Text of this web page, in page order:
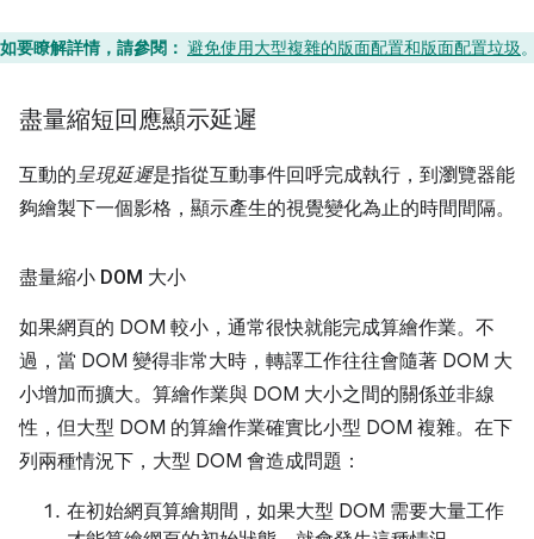
如要瞭解詳情，請參閱： 避免使用大型複雜的版面配置和版面配置垃圾
盡量縮短回應顯示延遲
互動的呈現延遲是指從互動事件回呼完成執行，到瀏覽器能
夠繪製下一個影格，顯示產生的視覺變化為止的時間間隔。
盡量縮小 DOM 大小
如果網頁的 DOM 較小，通常很快就能完成算繪作業。不
過，當 DOM 變得非常大時，轉譯工作往往會隨著 DOM 大
小增加而擴大。算繪作業與 DOM 大小之間的關係並非線
性，但大型 DOM 的算繪作業確實比小型 DOM 複雜。在下
列兩種情況下，大型 DOM 會造成問題：
在初始網頁算繪期間，如果大型 DOM 需要大量工作